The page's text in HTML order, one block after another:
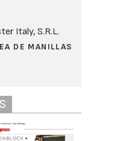
Italy, S.R.L.
DE MANILLAS